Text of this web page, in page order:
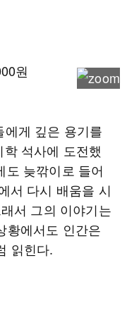
에게 깊은 용기를
석사에 도전했
도 늦깎이로 들어
서 다시 배움을 시
서 그의 이야기는
황에서도 인간은
읽힌다.